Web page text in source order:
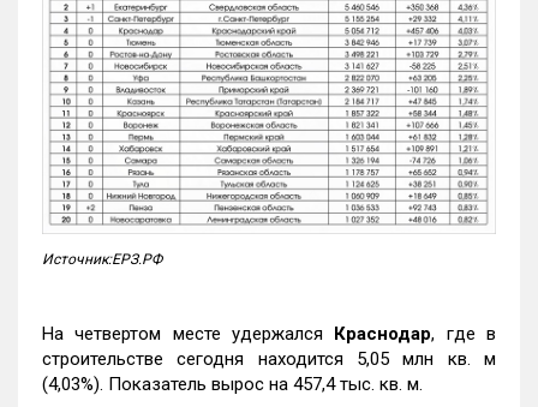
Источник:ЕРЗ.РФ
На четвертом месте удержался Краснодар, где в
строительстве сегодня находится 5,05 млн кв. м
(4,03%). Показатель вырос на 457,4 тыс. кв. м.